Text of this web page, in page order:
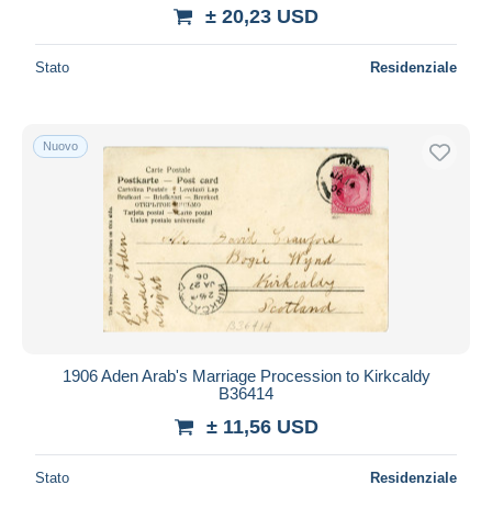
± 20,23 USD
Stato Residenziale
Nuovo
1906 Aden Arab's Marriage Procession to Kirkcaldy
B36414
± 11,56 USD
Stato Residenziale